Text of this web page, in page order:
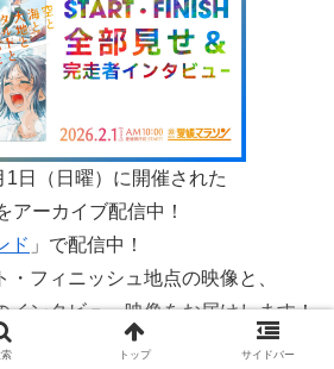
日（日曜）に開催された
アーカイブ配信中！
ド 」で配信中！
フィニッシュ地点の映像と、
インタビュー映像をお届けします！
トップ サイドバー